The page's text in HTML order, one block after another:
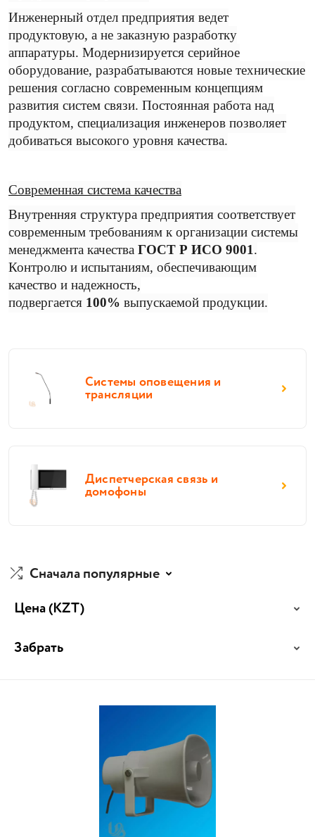
Инженерный отдел предприятия ведет
продуктовую, а не заказную разработку
аппаратуры. Модернизируется серийное
оборудование, разрабатываются новые технические
решения согласно современным концепциям
развития систем связи. Постоянная работа над
продуктом, специализация инженеров позволяет
добиваться высокого уровня качества.
Современная система качества
Внутренняя структура предприятия соответствует
современным требованиям к организации системы
менеджмента качества ГОСТ Р ИСО 9001.
Контролю и испытаниям, обеспечивающим
качество и надежность,
подвергается 100% выпускаемой продукции.
Системы оповещения и
трансляции
Диспетчерская связь и
домофоны
Сначала популярные
Цена(KZT)
Забрать